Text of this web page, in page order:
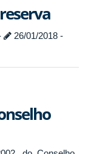
26/01/2018 -